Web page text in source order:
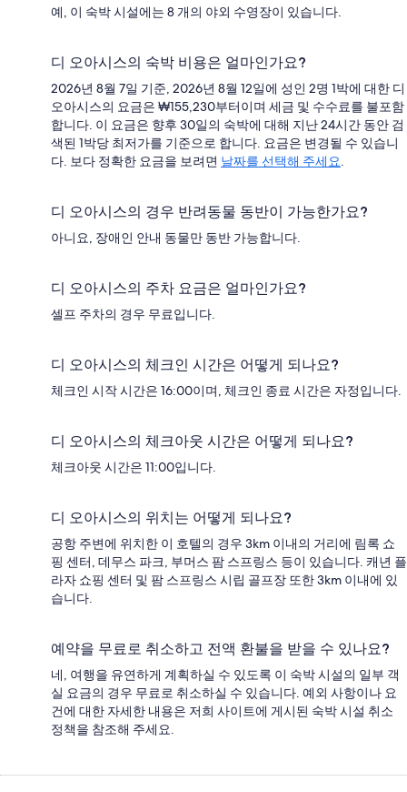
예, 이 숙박 시설에는 8 개의 야외 수영장이 있습니다.
디 오아시스의 숙박 비용은 얼마인가요?
2026년 8월 7일 기준, 2026년 8월 12일에 성인 2명 1박에 대한 디
오아시스의 요금은 ₩155,230부터이며 세금 및 수수료를 불포함
합니다. 이 요금은 향후 30일의 숙박에 대해 지난 24시간 동안 검
색된 1박당 최저가를 기준으로 합니다. 요금은 변경될 수 있습니
다. 보다 정확한 요금을 보려면 날짜를 선택해 주세요.
디 오아시스의 경우 반려동물 동반이 가능한가요?
아니요, 장애인 안내 동물만 동반 가능합니다.
디 오아시스의 주차 요금은 얼마인가요?
셀프 주차의 경우 무료입니다.
디 오아시스의 체크인 시간은 어떻게 되나요?
체크인 시작 시간은 16:00이며, 체크인 종료 시간은 자정입니다.
디 오아시스의 체크아웃 시간은 어떻게 되나요?
체크아웃 시간은 11:00입니다.
디 오아시스의 위치는 어떻게 되나요?
공항 주변에 위치한 이 호텔의 경우 3km 이내의 거리에 림록 쇼
핑 센터, 데무스 파크, 부머스 팜 스프링스 등이 있습니다. 캐년 플
라자 쇼핑 센터 및 팜 스프링스 시립 골프장 또한 3km 이내에 있
습니다.
예약을 무료로 취소하고 전액 환불을 받을 수 있나요?
네, 여행을 유연하게 계획하실 수 있도록 이 숙박 시설의 일부 객
실 요금의 경우 무료로 취소하실 수 있습니다. 예외 사항이나 요
건에 대한 자세한 내용은 저희 사이트에 게시된 숙박 시설 취소
정책을 참조해 주세요.